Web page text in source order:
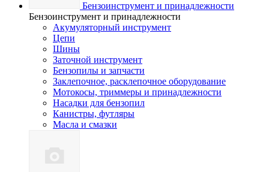
Бензоинструмент и принадлежности
Бензоинструмент и принадлежности
Акумуляторный инструмент
Цепи
Шины
Заточной инструмент
Бензопилы и запчасти
Заклепочное, расклепочное оборудование
Мотокосы, триммеры и принадлежности
Насадки для бензопил
Канистры, футляры
Масла и смазки